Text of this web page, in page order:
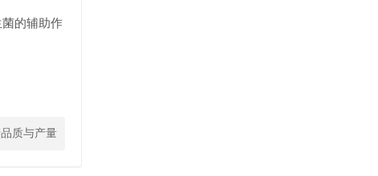
的辅助作
质与产量